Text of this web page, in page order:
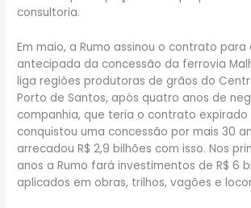
consultoria.
Em maio, a Rumo assinou o contrato
antecipada da concessão da ferrovia
liga regiões produtoras de grãos do
Porto de Santos, após quatro anos de
companhia, que teria o contrato expirado
conquistou uma concessão por mais 30
arrecadou R$ 2,9 bilhões com isso. Nos
anos a Rumo fará investimentos de R$ 6
aplicados em obras, trilhos, vagões e